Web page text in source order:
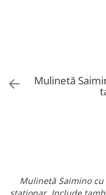
Mulinetă
Mulinetă Saimino